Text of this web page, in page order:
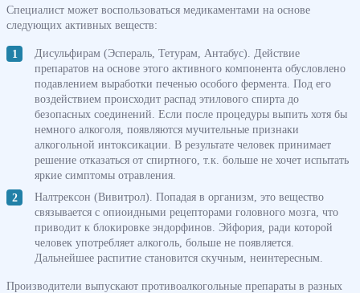
Специалист может воспользоваться медикаментами на основе
следующих активных веществ:
Дисульфирам (Эспераль, Тетурам, Антабус). Действие
препаратов на основе этого активного компонента обусловлено
подавлением выработки печенью особого фермента. Под его
воздействием происходит распад этилового спирта до
безопасных соединений. Если после процедуры выпить хотя бы
немного алкоголя, появляются мучительные признаки
алкогольной интоксикации. В результате человек принимает
решение отказаться от спиртного, т.к. больше не хочет испытать
яркие симптомы отравления.
Налтрексон (Вивитрол). Попадая в организм, это вещество
связывается с опиоидными рецепторами головного мозга, что
приводит к блокировке эндорфинов. Эйфория, ради которой
человек употребляет алкоголь, больше не появляется.
Дальнейшее распитие становится скучным, неинтересным.
Производители выпускают противоалкогольные препараты в разных